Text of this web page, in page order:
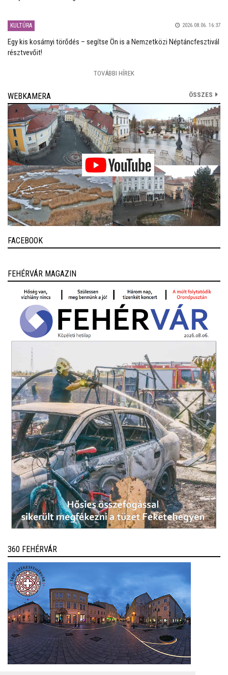
KULTÚRA 2026.08.06. 16:37
Egy kis kosárnyi törődés – segítse Ön is a Nemzetközi Néptáncfesztivál
résztvevőit!
TOVÁBBI HÍREK
WEBKAMERA ÖSSZES
FACEBOOK
FEHÉRVÁR MAGAZIN
360 FEHÉRVÁR